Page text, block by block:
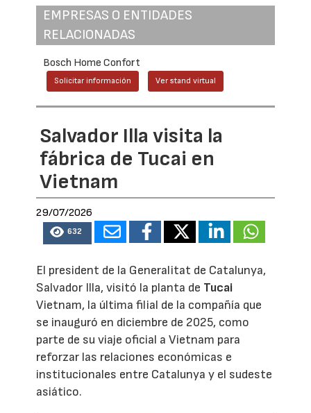
EMPRESAS O ENTIDADES
RELACIONADAS
Bosch Home Confort
Solicitar información Ver stand virtual
Salvador Illa visita la
fábrica de Tucai en
Vietnam
29/07/2026
632
El president de la Generalitat de Catalunya,
Salvador Illa, visitó la planta de Tucai
Vietnam, la última filial de la compañía que
se inauguró en diciembre de 2025, como
parte de su viaje oficial a Vietnam para
reforzar las relaciones económicas e
institucionales entre Catalunya y el sudeste
asiático.